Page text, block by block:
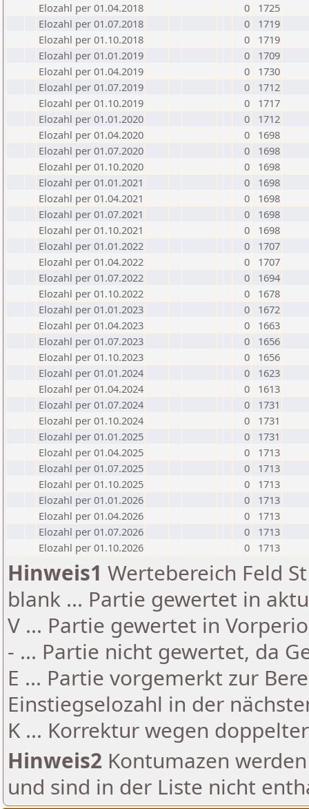
Elozahl per 01.04.2018
0
1725
Elozahl per 01.07.2018
0
1719
Elozahl per 01.10.2018
0
1719
Elozahl per 01.01.2019
0
1709
Elozahl per 01.04.2019
0
1730
Elozahl per 01.07.2019
0
1712
Elozahl per 01.10.2019
0
1717
Elozahl per 01.01.2020
0
1712
Elozahl per 01.04.2020
0
1698
Elozahl per 01.07.2020
0
1698
Elozahl per 01.10.2020
0
1698
Elozahl per 01.01.2021
0
1698
Elozahl per 01.04.2021
0
1698
Elozahl per 01.07.2021
0
1698
Elozahl per 01.10.2021
0
1698
Elozahl per 01.01.2022
0
1707
Elozahl per 01.04.2022
0
1707
Elozahl per 01.07.2022
0
1694
Elozahl per 01.10.2022
0
1678
Elozahl per 01.01.2023
0
1672
Elozahl per 01.04.2023
0
1663
Elozahl per 01.07.2023
0
1656
Elozahl per 01.10.2023
0
1656
Elozahl per 01.01.2024
0
1623
Elozahl per 01.04.2024
0
1613
Elozahl per 01.07.2024
0
1731
Elozahl per 01.10.2024
0
1731
Elozahl per 01.01.2025
0
1731
Elozahl per 01.04.2025
0
1713
Elozahl per 01.07.2025
0
1713
Elozahl per 01.10.2025
0
1713
Elozahl per 01.01.2026
0
1713
Elozahl per 01.04.2026
0
1713
Elozahl per 01.07.2026
0
1713
Elozahl per 01.10.2026
0 1713
Hinweis1 Wertebereich Feld
blank ... Partie gewertet in
V ... Partie gewertet in
- ... Partie nicht gewertet, da
E ... Partie vorgemerkt zur
Einstiegselozahl in der
K ... Korrektur wegen
Hinweis2 Kontumazen
und sind in der Liste nicht